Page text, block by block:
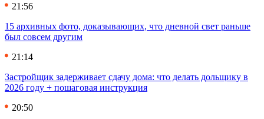
21:56
15 архивных фото, доказывающих, что дневной свет раньше
был совсем другим
21:14
Застройщик задерживает сдачу дома: что делать дольщику в
2026 году + пошаговая инструкция
20:50